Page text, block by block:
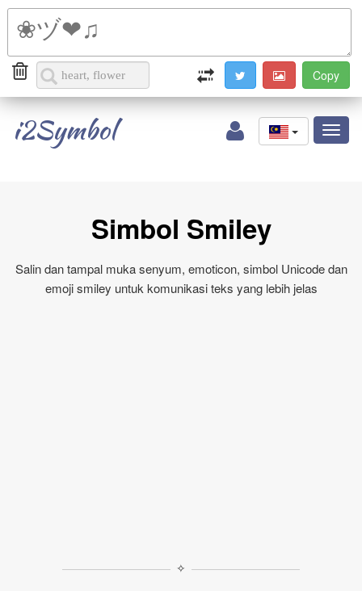
i2Symbol
Simbol Smiley
Salin dan tampal muka senyum, emoticon, simbol Unicode dan
emoji smiley untuk komunikasi teks yang lebih jelas
✧